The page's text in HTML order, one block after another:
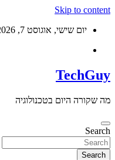
Skip to
יום שישי, אוגוסט 7, 2026
היום בטכנולוגיה